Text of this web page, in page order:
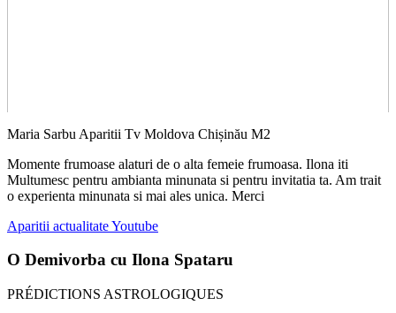
Maria Sarbu Aparitii Tv Moldova Chișinău M2
Momente frumoase alaturi de o alta femeie frumoasa. Ilona iti
Multumesc pentru ambianta minunata si pentru invitatia ta. Am trait
o experienta minunata si mai ales unica. Merci
Aparitii actualitate Youtube
O Demivorba cu Ilona Spataru
PRÉDICTIONS ASTROLOGIQUES